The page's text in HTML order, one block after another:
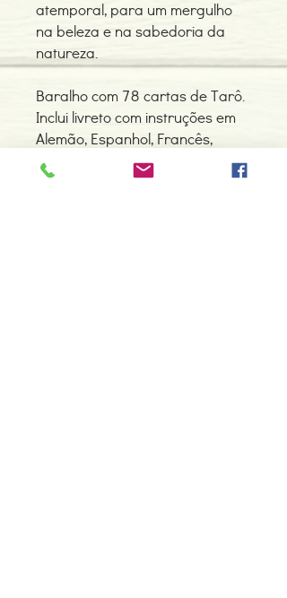
atemporal, para um mergulho
na beleza e na sabedoria da
natureza.
Baralho com 78 cartas de Tarô.
Inclui livreto com instruções em
Alemão, Espanhol, Francês,
Inglês e Italiano.